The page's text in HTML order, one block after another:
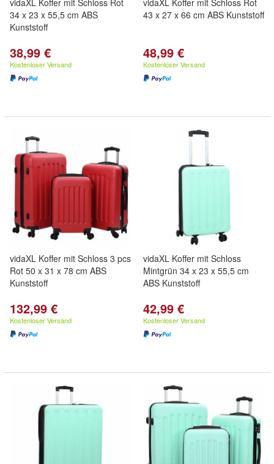
vidaXL Koffer mit Schloss Rot
34 x 23 x 55,5 cm ABS
Kunststoff
38,99 €
Kostenloser Versand
vidaXL Koffer mit Schloss Rot
43 x 27 x 66 cm ABS Kunststoff
48,99 €
Kostenloser Versand
vidaXL Koffer mit Schloss 3 pcs
Rot 50 x 31 x 78 cm ABS
Kunststoff
132,99 €
Kostenloser Versand
vidaXL Koffer mit Schloss
Mintgrün 34 x 23 x 55,5 cm
ABS Kunststoff
42,99 €
Kostenloser Versand